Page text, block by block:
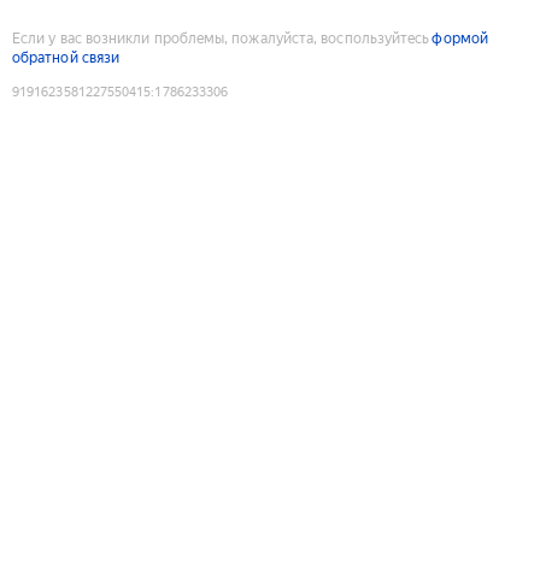
Если у вас возникли проблемы, пожалуйста, воспользуйтесьформой
обратной связи
9191623581227550415:1786233306